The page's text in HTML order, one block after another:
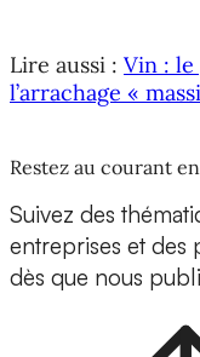
Lire aussi : Vin :
l’arrachage «
Restez au courant
Suivez des
entreprises et des
dès que nous